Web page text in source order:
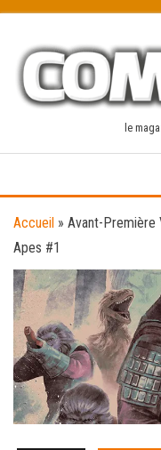
content
le
Accueil » Avant-Première
Apes #1